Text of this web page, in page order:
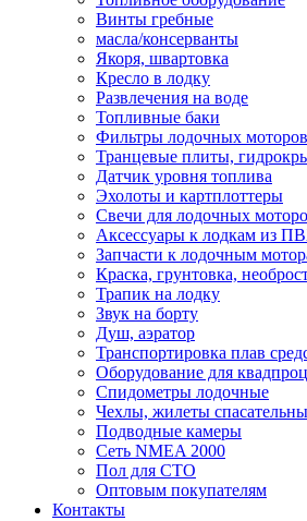
Винты гребные
масла/консерванты
Якоря, швартовка
Кресло в лодку
Развлечения на воде
Топливные баки
Фильтры лодочных моторов
Транцевые плиты,
Датчик уровня топлива
Эхолоты и картплоттеры
Cвечи для лодочных
Аксессуары к лодкам из
Запчасти к лодочным
Краска, грунтовка,
Трапик на лодку
Звук на борту
Душ, аэратор
Транспортировка плав
Оборудование для
Спидометры лодочные
Чехлы, жилеты
Подводные камеры
Сеть NMEA 2000
Пол для СТО
Оптовым покупателям
Контакты